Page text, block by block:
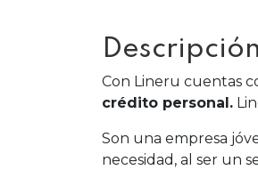
Descripción
Con Lineru cuentas
crédito personal.
Son una empresa
necesidad, al ser un